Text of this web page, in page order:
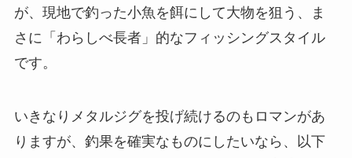
が、現地で釣った小魚を餌にして大物を狙う、ま
さに「わらしべ長者」的なフィッシングスタイル
です。
いきなりメタルジグを投げ続けるのもロマンがあ
りますが、釣果を確実なものにしたいなら、以下